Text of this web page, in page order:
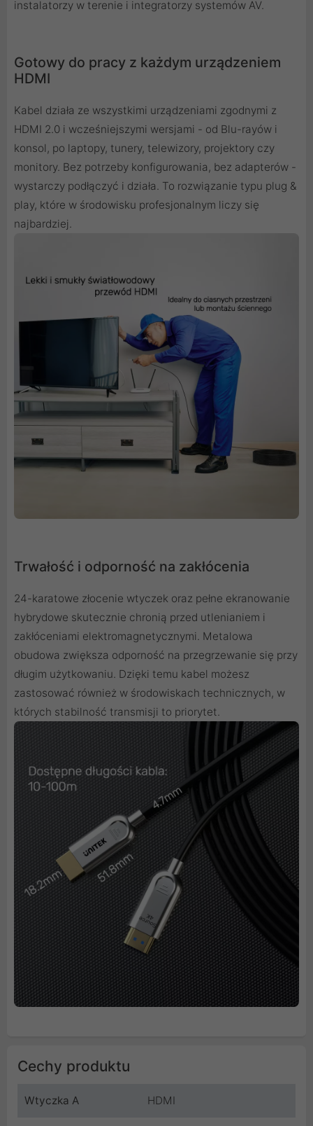
instalatorzy w terenie i integratorzy systemów AV.
Gotowy do pracy z każdym urządzeniem
HDMI
Kabel działa ze wszystkimi urządzeniami zgodnymi z
HDMI 2.0 i wcześniejszymi wersjami - od Blu-rayów i
konsol, po laptopy, tunery, telewizory, projektory czy
monitory. Bez potrzeby konfigurowania, bez adapterów -
wystarczy podłączyć i działa. To rozwiązanie typu plug &
play, które w środowisku profesjonalnym liczy się
najbardziej.
Trwałość i odporność na zakłócenia
24-karatowe złocenie wtyczek oraz pełne ekranowanie
hybrydowe skutecznie chronią przed utlenianiem i
zakłóceniami elektromagnetycznymi. Metalowa
obudowa zwiększa odporność na przegrzewanie się przy
długim użytkowaniu. Dzięki temu kabel możesz
zastosować również w środowiskach technicznych, w
których stabilność transmisji to priorytet.
Cechy produktu
Wtyczka A HDMI